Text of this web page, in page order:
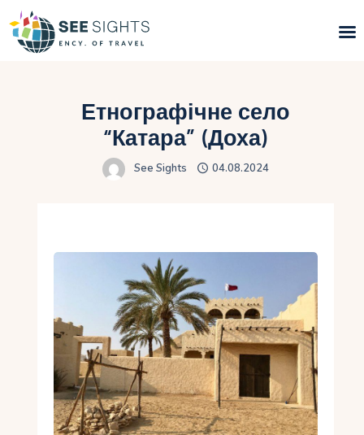
Гарячі тури
Типи Турів
Інфо
Контакти
Укр
Етнографічне село
“Катара” (Доха)
See Sights 04.08.2024